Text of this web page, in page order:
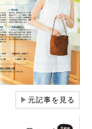
▶元記事を見る